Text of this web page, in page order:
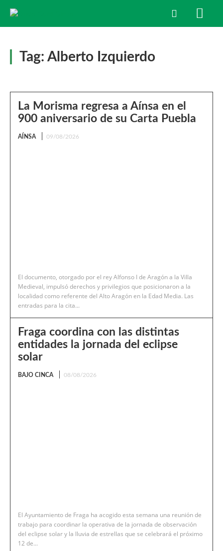
Tag: Alberto Izquierdo
La Morisma regresa a Aínsa en el
900 aniversario de su Carta Puebla
AÍNSA 09/08/2026
El documento, otorgado por el rey Alfonso I de Aragón a la Villa
Medieval, impulsó derechos y privilegios que posicionaron a la
localidad como referente del Alto Aragón en la Edad Media. Las
entradas para la cita...
Fraga coordina con las distintas
entidades la jornada del eclipse
solar
BAJO CINCA 08/08/2026
El Ayuntamiento de Fraga ha acogido esta semana una reunión de
trabajo para coordinar la operativa de la jornada de observación
del eclipse solar y la lluvia de estrellas que se celebrará el próximo
12 de...